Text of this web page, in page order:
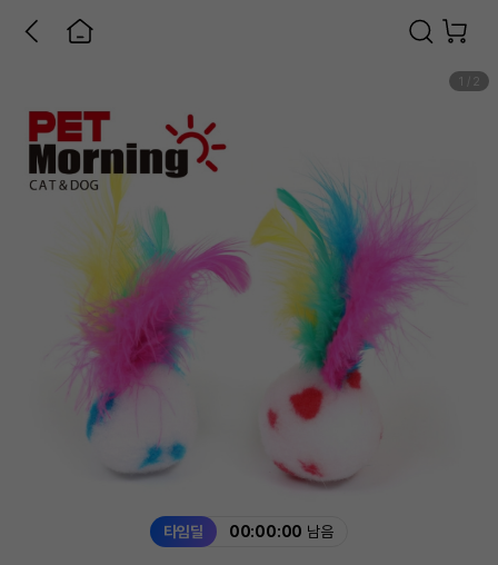
타임딜 00:00:00 남음
1 2